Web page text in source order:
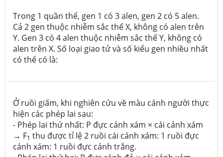
Trong 1 quần thể, gen 1 có 3 alen, gen 2 có 5 alen.
Cả 2 gen thuộc nhiễm sắc thể X, không có alen trên
Y. Gen 3 có 4 alen thuộc nhiễm sắc thể Y, không có
alen trên X. Số loại giao tử và số kiểu gen nhiều nhất
có thể có là:
Ở ruồi giấm, khi nghiên cứu về màu cánh người thực
hiện các phép lai sau:
- Phép lai thứ nhất: P đực cánh xám × cái cánh xám
→ F1 thu được tỉ lệ 2 ruồi cái cánh xám: 1 ruồi đực
cánh xám: 1 ruồi đực cánh trắng.